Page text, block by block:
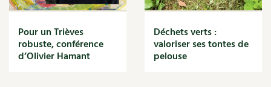
Légumineuse
Maïs doux
Maison saine
Pour un Trièves
robuste, conférence
d’Olivier Hamant
Déchets verts :
valoriser ses tontes de
pelouse